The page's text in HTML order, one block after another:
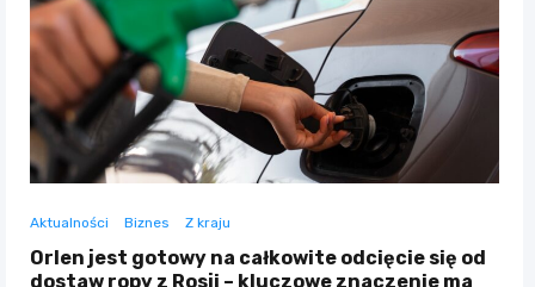
Aktualności Biznes Z kraju
Orlen jest gotowy na całkowite odcięcie się od
dostaw ropy z Rosji – kluczowe znaczenie ma